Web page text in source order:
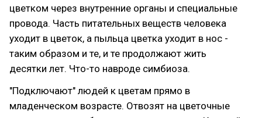
цветком через внутренние органы и специальные
провода. Часть питательных веществ человека
уходит в цветок, а пыльца цветка уходит в нос -
таким образом и те, и те продолжают жить
десятки лет. Что-то навроде симбиоза.
"Подключают" людей к цветам прямо в
младенческом возрасте. Отвозят на цветочные